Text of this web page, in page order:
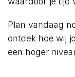
Plan vandaag
ontdek hoe wij
een hoger